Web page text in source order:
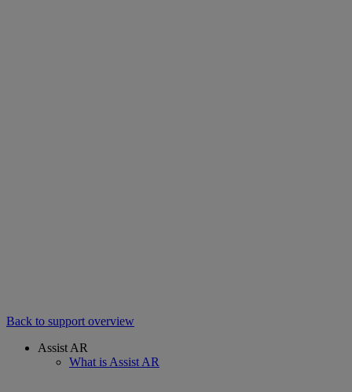
Back to support overview
Assist AR
What is Assist AR